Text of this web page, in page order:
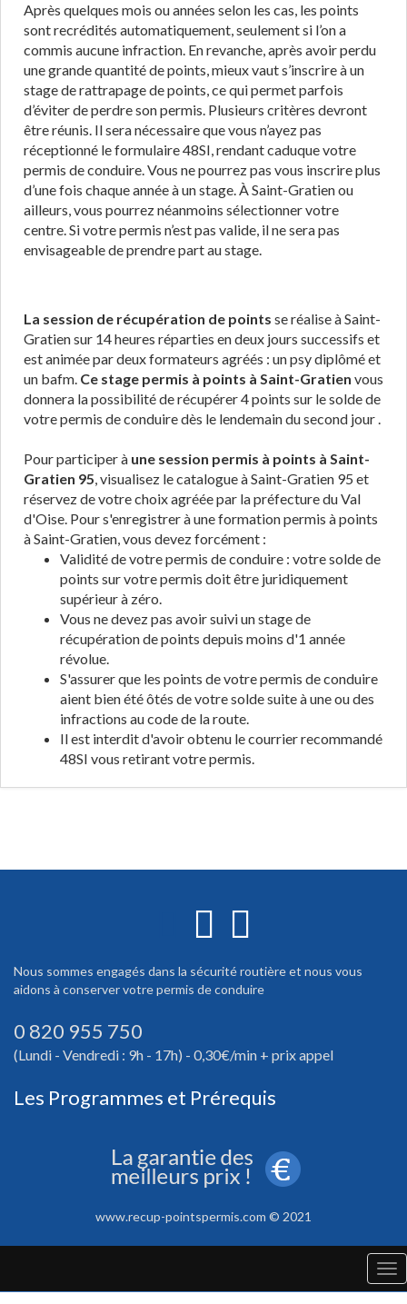
Après quelques mois ou années selon les cas, les points
sont recrédités automatiquement, seulement si l’on a
commis aucune infraction. En revanche, après avoir perdu
une grande quantité de points, mieux vaut s’inscrire à un
stage de rattrapage de points, ce qui permet parfois
d’éviter de perdre son permis. Plusieurs critères devront
être réunis. Il sera nécessaire que vous n’ayez pas
réceptionné le formulaire 48SI, rendant caduque votre
permis de conduire. Vous ne pourrez pas vous inscrire plus
d’une fois chaque année à un stage. À Saint-Gratien ou
ailleurs, vous pourrez néanmoins sélectionner votre
centre. Si votre permis n’est pas valide, il ne sera pas
envisageable de prendre part au stage.
La session de récupération de points se réalise à Saint-
Gratien sur 14 heures réparties en deux jours successifs et
est animée par deux formateurs agréés : un psy diplômé et
un bafm. Ce stage permis à points à Saint-Gratien vous
donnera la possibilité de récupérer 4 points sur le solde de
votre permis de conduire dès le lendemain du second jour .
Pour participer à une session permis à points à Saint-
Gratien 95, visualisez le catalogue à Saint-Gratien 95 et
réservez de votre choix agréée par la préfecture du Val
d'Oise. Pour s'enregistrer à une formation permis à points
à Saint-Gratien, vous devez forcément :
Validité de votre permis de conduire : votre solde de
points sur votre permis doit être juridiquement
supérieur à zéro.
Vous ne devez pas avoir suivi un stage de
récupération de points depuis moins d'1 année
révolue.
S'assurer que les points de votre permis de conduire
aient bien été ôtés de votre solde suite à une ou des
infractions au code de la route.
Il est interdit d'avoir obtenu le courrier recommandé
48SI vous retirant votre permis.
Nous sommes engagés dans la sécurité routière et nous vous
aidons à conserver votre permis de conduire
0 820 955 750
(Lundi - Vendredi : 9h - 17h) - 0,30€/min + prix appel
Les Programmes et Prérequis
www.recup-pointspermis.com © 2021